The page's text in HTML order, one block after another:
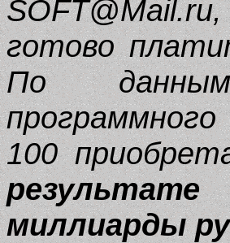
готово
По данным
100
миллиарды